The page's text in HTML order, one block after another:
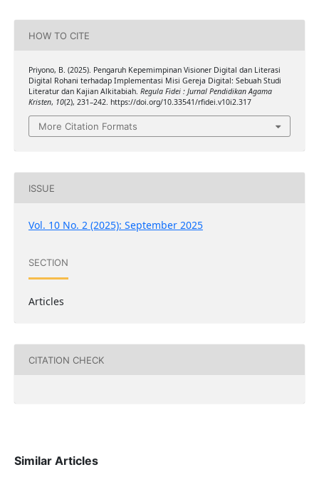
HOW TO CITE
Priyono, B. (2025). Pengaruh Kepemimpinan Visioner Digital dan Literasi
Digital Rohani terhadap Implementasi Misi Gereja Digital: Sebuah Studi
Literatur dan Kajian Alkitabiah. Regula Fidei : Jurnal Pendidikan Agama
Kristen, 10(2), 231–242. https://doi.org/10.33541/rfidei.v10i2.317
More Citation Formats
ISSUE
Vol. 10 No. 2 (2025): September 2025
SECTION
Articles
CITATION CHECK
Similar Articles